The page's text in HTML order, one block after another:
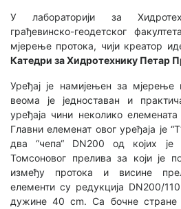
У лабораторији за
грађевинско-геодетског
мјерење протока, чији креатор
Катедри за Хидротехнику Петар
Уређај је намијењен за
веома је једноставан и
уређаја чини неколико
Главни елеменат овог уређаја је
два “чепа“ DN200 од којих
Томсоновог прелива за који је
између протока и висине
елементи су редукција DN200/
дужине 40 cm. Са бочне стране